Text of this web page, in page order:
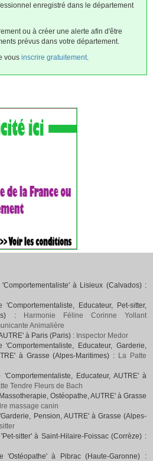
enregistré dans le département
ou à créer une alerte afin d'être
prévus dans votre département.
vous inscrire gratuitement
à Lisieux (Calvados) :
Educateur, Pet-sitter,
:
Harmonie Féline Corinne Yollant
Animalière
à Paris (Paris) : Inspector Medor
Educateur, Garderie,
à Grasse (Alpes-Maritimes) : La Patte
Educateur, AUTRE' à
Tendre Fleurs de Bach
Ostéopathe, AUTRE' à Grasse
massage canin
Pension, AUTRE' à Grasse (Alpes-
sitter' à Saint-Hilaire-Foissac (Corrèze) :
'Ostéopathe' à Pibrac (Haute-Garonne) :